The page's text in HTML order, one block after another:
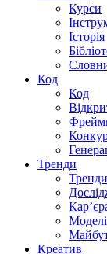
Курси
Історія
Код
Код
Тренди
Тренди
Моделі
Креатив